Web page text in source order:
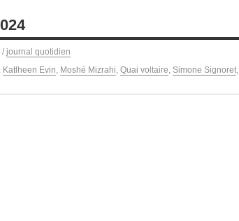
/ journal quotidien
Katlheen Evin, Moshé Mizrahi, Quai voltaire, Simone Signoret,